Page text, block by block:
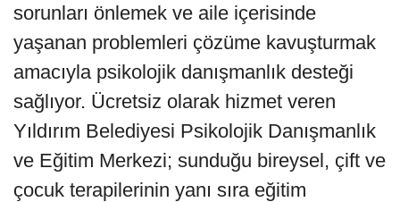
sorunları önlemek ve aile içerisinde
yaşanan problemleri çözüme kavuşturmak
amacıyla psikolojik danışmanlık desteği
sağlıyor. Ücretsiz olarak hizmet veren
Yıldırım Belediyesi Psikolojik Danışmanlık
ve Eğitim Merkezi; sunduğu bireysel, çift ve
çocuk terapilerinin yanı sıra eğitim